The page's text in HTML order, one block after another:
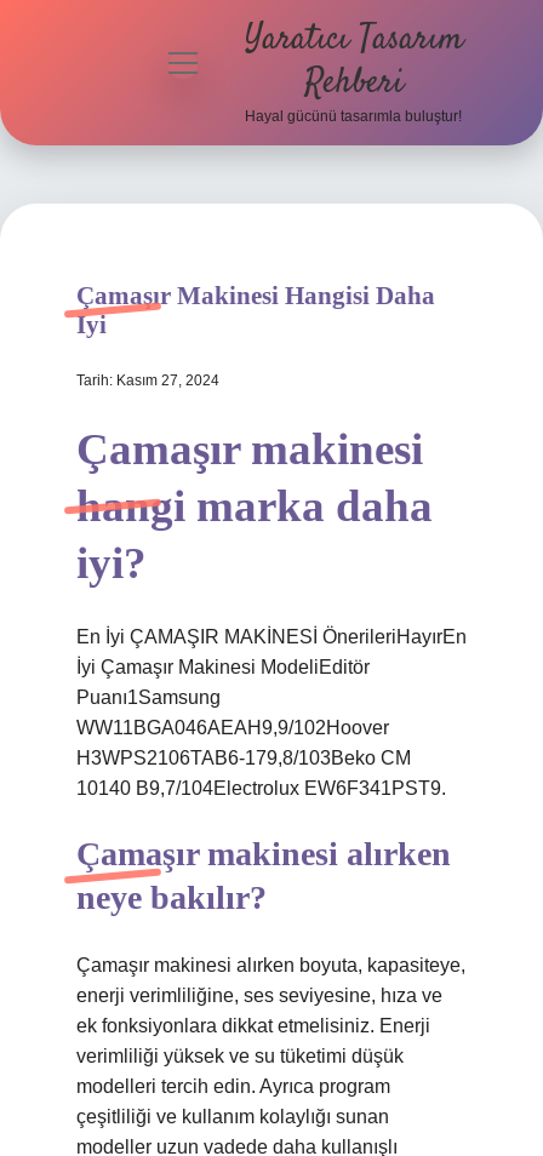
Hakkımızda
menüyü
Yaratıcı Tasarım
Rehberi
Hayal gücünü tasarımla buluştur!
Çamaşır Makinesi Hangisi Daha
Iyi
Tarih: Kasım 27, 2024
Çamaşır makinesi
hangi marka daha
iyi?
En İyi ÇAMAŞIR MAKİNESİ ÖnerileriHayırEn
İyi Çamaşır Makinesi ModeliEditör
Puanı1Samsung
WW11BGA046AEAH9,9/102Hoover
H3WPS2106TAB6-179,8/103Beko CM
10140 B9,7/104Electrolux EW6F341PST9.
Çamaşır makinesi alırken
neye bakılır?
Çamaşır makinesi alırken boyuta, kapasiteye,
enerji verimliliğine, ses seviyesine, hıza ve
ek fonksiyonlara dikkat etmelisiniz. Enerji
verimliliği yüksek ve su tüketimi düşük
modelleri tercih edin. Ayrıca program
çeşitliliği ve kullanım kolaylığı sunan
modeller uzun vadede daha kullanışlı